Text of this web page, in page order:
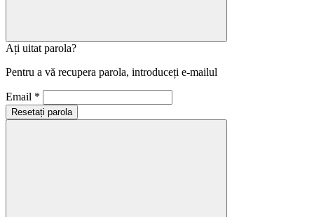
Ați uitat parola?
Pentru a vă recupera parola, introduceți e-mailul
Email *
Resetați parola